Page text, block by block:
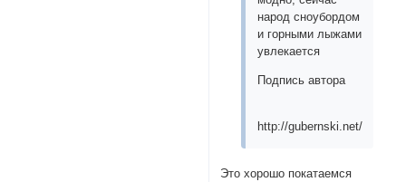
народ сноубордом
и горными лыжами
увлекается
Подпись автора
http://gubernski.net/
Это хорошо покатаемся